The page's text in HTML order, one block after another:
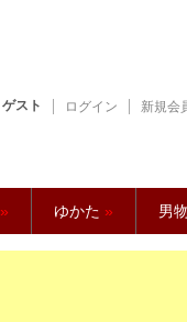
ゲスト ログイン 新規会
» ゆかた » 男物